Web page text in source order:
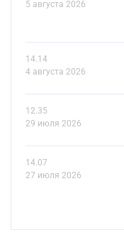
5 августа 2026
14.14
4 августа 2026
12.35
29 июля 2026
14.07
27 июля 2026